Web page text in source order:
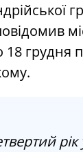
грудня
рік